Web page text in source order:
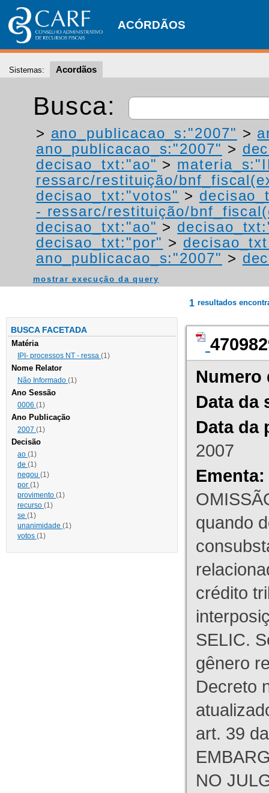
ACÓRDÃOS
Sistemas: Acordãos
Busca:
> ano_publicacao_s:"2007" >
ano_publicacao_s:"2007" >
decisao_txt:"ao" >
ressarc/restituição/
decisao_txt:"votos" >
- ressarc/restituição/
decisao_txt:"ao" >
decisao_txt:"por" >
ano_publicacao_s:"2007" >
mostrar execução da query
BUSCA FACETADA
Matéria
IPI- processos NT - ressa (1)
Nome Relator
Não Informado (1)
Ano Sessão
0006 (1)
Ano Publicação
2007 (1)
Decisão
ao (1)
de (1)
negou (1)
por (1)
provimento (1)
recurso (1)
se (1)
unanimidade (1)
votos (1)
1 resultados
Numero
Data da
Data da
2007
Ementa:
quando
crédito
SELIC.
gênero
Decreto
art. 39
NO